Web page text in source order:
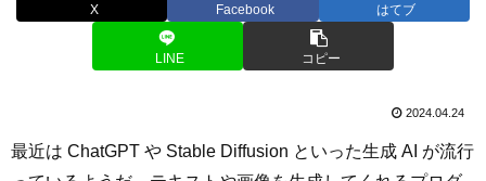
X Facebook はてブ
LINE コピー
2024.04.24
最近は ChatGPT や Stable Diffusion といった生成 AI が流行